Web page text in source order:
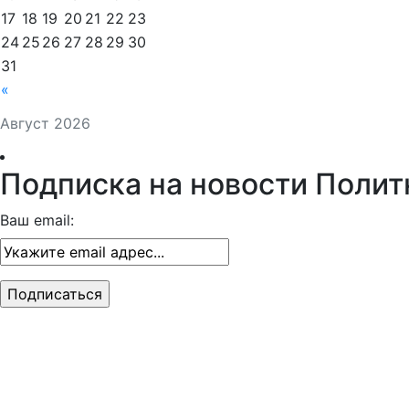
Август 2026
«
17 18 19 20 21 22 23
24 25 26 27 28 29 30
31
Подписка на новости
Ваш email: